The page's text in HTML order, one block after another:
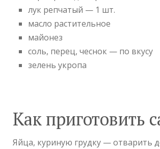
лук репчатый — 1 шт.
масло растительное
майонез
соль, перец, чеснок — по вкусу
зелень укропа
Как приготовить
Яйца, куриную грудку — отварить